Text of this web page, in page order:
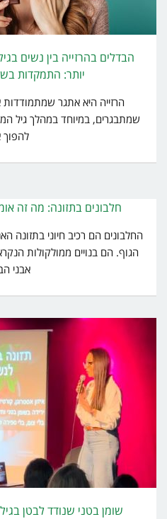
הבדלים בהרזייה בין נשים
יותר: התמקדות
הרזייה היא אתגר שמתמודדות
שמתבגרים, במיוחד במהלך גיל
חלבונים בתזונה: מה זה
החלבונים הם רכיב חיוני בתזונה
הגוף. הם בנויים ממולקולות
אבני
שומן בטני שנודד לבטן